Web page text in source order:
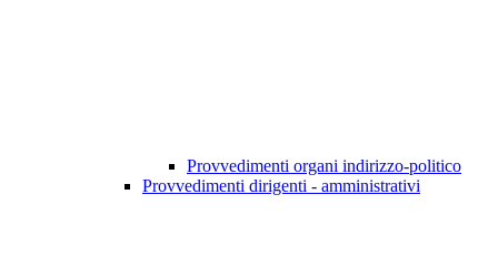
Provvedimenti organi indirizzo-politico
Provvedimenti dirigenti - amministrativi